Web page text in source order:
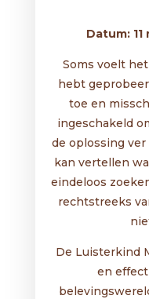
Datum:
Soms voelt
hebt
toe en
ingeschakeld
de oplossing
kan vertellen
eindeloos
rechtstreeks
De Luisterkind
en